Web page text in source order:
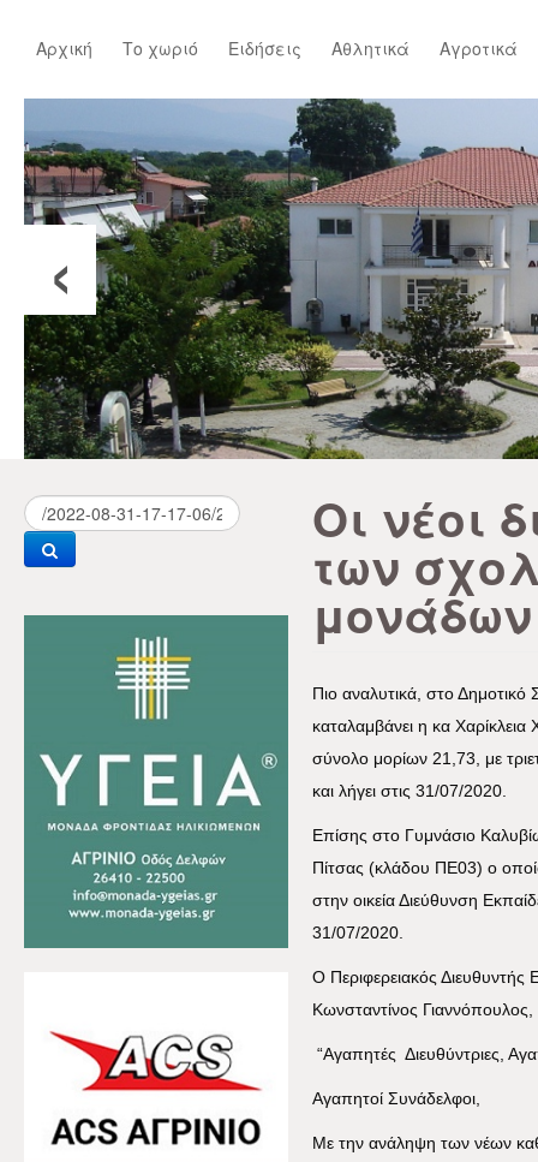
Αρχική Το χωριό Ειδήσεις Αθλητικά Αγροτικά
‹
Οι νέοι
των
Πιο αναλυτικά, στο Δημοτικό
καταλαμβάνει η κα
σύνολο μορίων 21,73, με
και λήγει στις 31/07/2020.
Επίσης στο Γυμνάσιο
Πίτσας (κλάδου ΠΕ03) ο
στην οικεία Διεύθυνση
31/07/2020.
Ο Περιφερειακός
Κωνσταντίνος
“Αγαπητές Διευθύντριες,
Αγαπητοί Συνάδελφοι,
Με την ανάληψη των νέων